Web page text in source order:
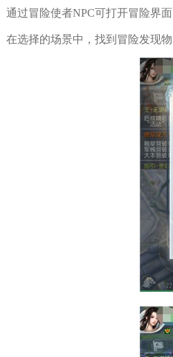
冒险使者NPC可打开冒险界面
择的场景中，找到冒险发现物